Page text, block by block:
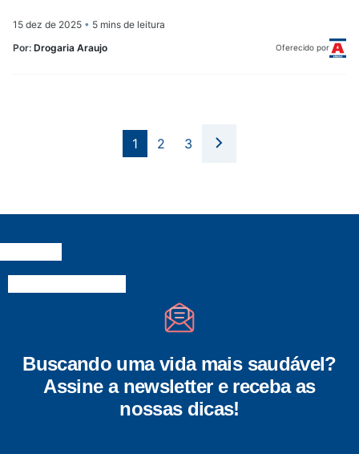
15 dez de 2025 • 5 mins de leitura
Por: Drogaria Araujo Oferecido por
1 2 3
Buscando uma vida mais saudável?
Assine a newsletter e receba as
nossas dicas!